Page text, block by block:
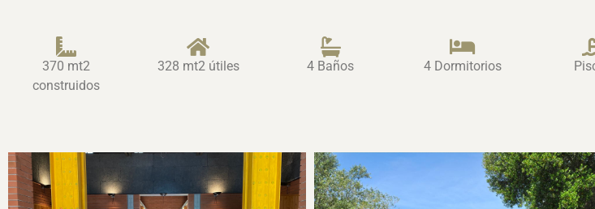
370 mt2
construidos
328 mt2 útiles 4 Baños 4 Dormitorios